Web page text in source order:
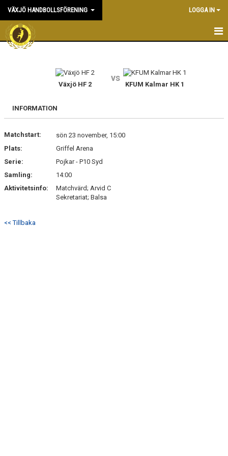
VÄXJÖ HANDBOLLSFÖRENING LOGGA IN
HEM
KONTAKT & KANSLI
DOKUMENT
VÅRA LAG
Växjö HF 2
vs
KFUM Kalmar HK 1
INFORMATION
Matchstart:
sön 23 november, 15:00
Plats:
Griffel Arena
Serie:
Pojkar - P10 Syd
Samling:
14:00
Aktivitetsinfo:
Matchvärd; Arvid C
Sekretariat; Balsa
<< Tillbaka